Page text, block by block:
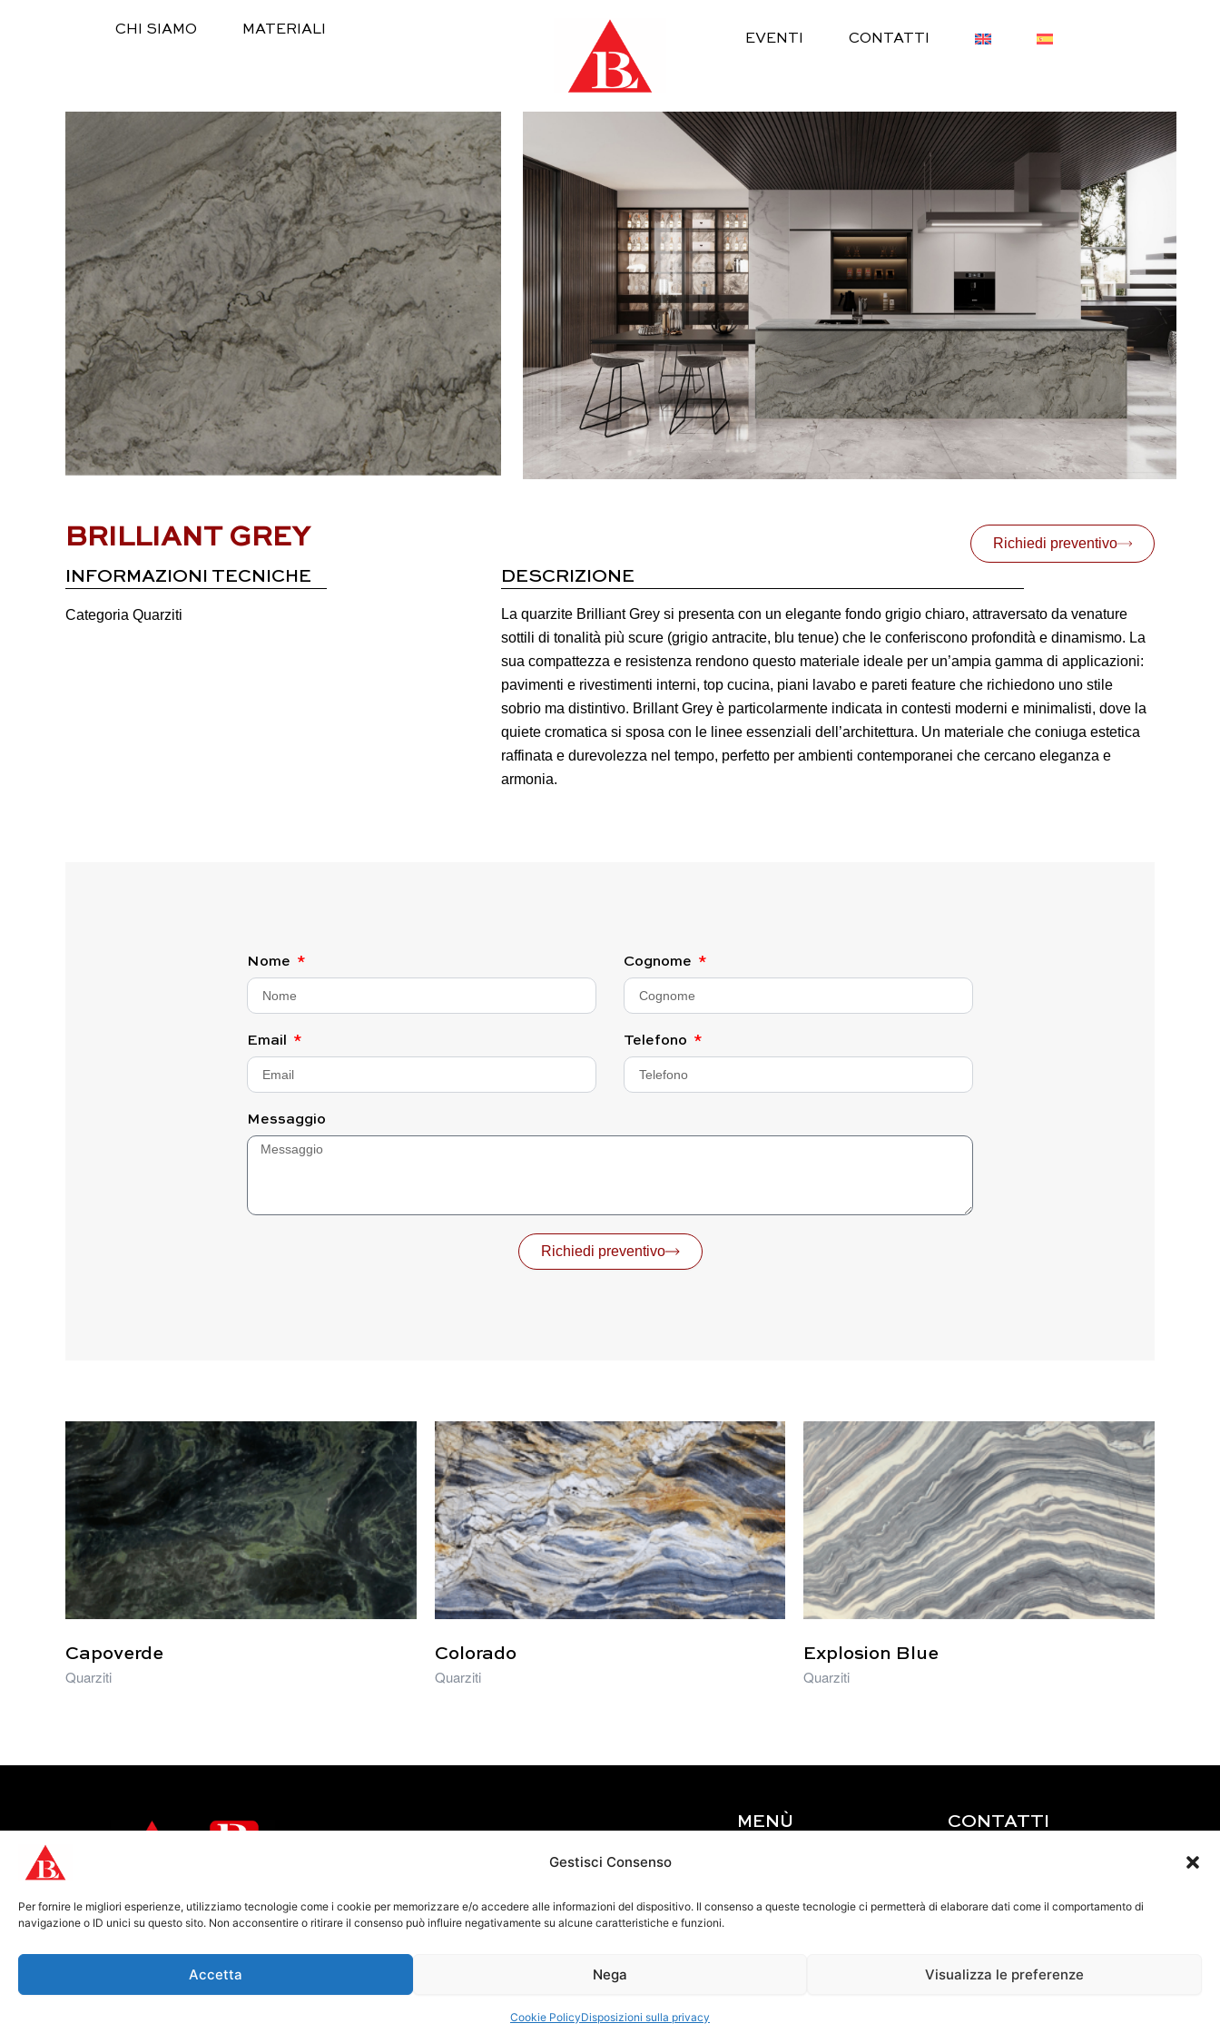
Gestisci Consenso
Per fornire le migliori esperienze, utilizziamo tecnologie come i cookie per memorizzare e/o accedere alle informazioni del dispositivo. Il consenso a queste tecnologie ci permetterà di elaborare dati come il comportamento di
navigazione o ID unici su questo sito. Non acconsentire o ritirare il consenso può influire negativamente su alcune caratteristiche e funzioni.
Accetta Nega Visualizza le preferenze
Cookie PolicyDisposizioni sulla privacy
CHI SIAMO MATERIALI
EVENTI CONTATTI
BRILLIANT GREY Richiedi preventivo
INFORMAZIONI TECNICHE
Categoria Quarziti
DESCRIZIONE
La quarzite Brilliant Grey si presenta con un elegante fondo grigio chiaro, attraversato da venature
sottili di tonalità più scure (grigio antracite, blu tenue) che le conferiscono profondità e dinamismo. La
sua compattezza e resistenza rendono questo materiale ideale per un’ampia gamma di applicazioni:
pavimenti e rivestimenti interni, top cucina, piani lavabo e pareti feature che richiedono uno stile
sobrio ma distintivo. Brillant Grey è particolarmente indicata in contesti moderni e minimalisti, dove la
quiete cromatica si sposa con le linee essenziali dell’architettura. Un materiale che coniuga estetica
raffinata e durevolezza nel tempo, perfetto per ambienti contemporanei che cercano eleganza e
armonia.
Nome Cognome
Email Telefono
Messaggio
Richiedi preventivo
PRODOTTI CORRELATI
Capoverde
Quarziti
Colorado
Quarziti
Explosion Blue
Quarziti
mondo la bellezza autentica della pietra
MENÙ
Materiali
CONTATTI
Email:
P.IVA IT01143540456